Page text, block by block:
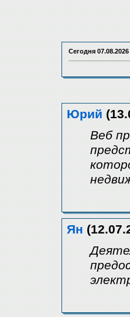
Сегодня 07.08.2026
Юрий
Веб
Ян